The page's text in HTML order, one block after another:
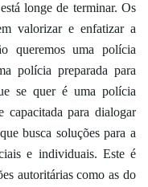
longe de terminar. Os
valorizar e enfatizar a
queremos uma polícia
polícia preparada para
se quer é uma polícia
capacitada para dialogar
busca soluções para a
e individuais. Este é
autoritárias como as do